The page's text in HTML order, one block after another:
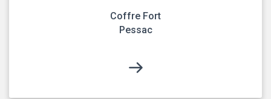
Coffre Fort
Pessac